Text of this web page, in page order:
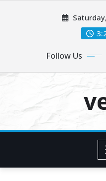
Follow Us